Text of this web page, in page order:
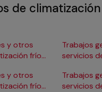
de
y otros
frío
y otros
frío
Trabajos
servicios
Trabajos
servicios